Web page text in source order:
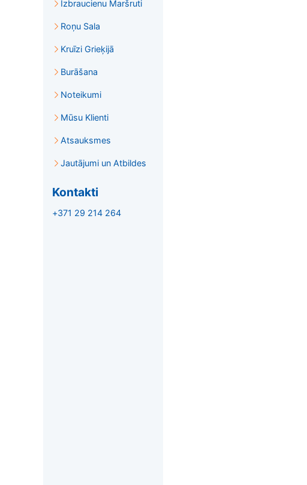
Izbraucienu Maršruti
Roņu Sala
Kruīzi Grieķijā
Burāšana
Noteikumi
Mūsu Klienti
Atsauksmes
Jautājumi un Atbildes
Kontakti
+371 29 214 264